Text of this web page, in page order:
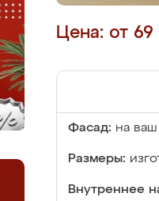
Цена: от
Фасад: на
Размеры:
Внутреннее